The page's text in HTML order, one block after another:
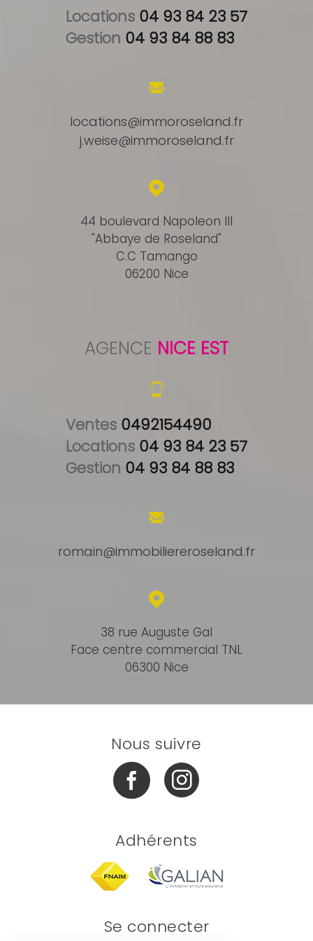
Locations 04 93 84 23 57
Gestion 04 93 84 88 83
locations@immoroseland.fr
j.weise@immoroseland.fr
44 boulevard Napoleon III
"Abbaye de Roseland"
C.C Tamango
06200 Nice
AGENCE NICE EST
Ventes 0492154490
Locations 04 93 84 23 57
Gestion 04 93 84 88 83
romain@immobiliereroseland.fr
38 rue Auguste Gal
Face centre commercial TNL
06300 Nice
Nous suivre
Adhérents
Se connecter